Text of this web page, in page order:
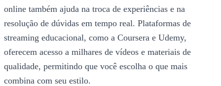
online também ajuda na troca de experiências e na
resolução de dúvidas em tempo real. Plataformas de
streaming educacional, como a Coursera e Udemy,
oferecem acesso a milhares de vídeos e materiais de
qualidade, permitindo que você escolha o que mais
combina com seu estilo.